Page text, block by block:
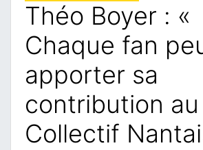
Théo Boyer : «
Chaque fan
apporter sa
contribution au
Collectif